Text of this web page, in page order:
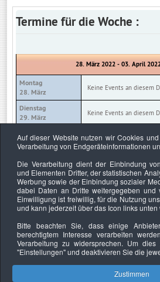
Termine für die Woche :
28. März 2022 - 03. April
Montag
28. März
Keine Events an diesem
Dienstag
29. März
Keine Events an diesem
Mittwoch
30. März
Keine Events an diesem
31. März
Keine Events an diesem
Freitag
01. April
Keine Events an diesem
Samstag
Sonntag
03. April
Keine Events an diesem
Auf dieser Website nutzen wir Cookies
Verarbeitung von Endgeräteinformationen
Die Verarbeitung dient der Einbindung
und Elementen Dritter, der statistischen
Werbung sowie der Einbindung sozialer
dabei Daten an Dritte weitergegeben und
Einwilligung ist freiwillig, für die Nutzung
und kann jederzeit über das Icon links
Bitte beachten Sie, dass einige
berechtigtem Interesse verarbeiten
Verarbeitung zu widersprechen. Um
"Einstellungen"und deaktivieren Sie die
Zustimmen